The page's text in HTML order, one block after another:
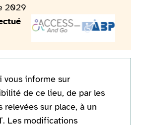
2029
vous informe sur
de ce lieu, de par les
relevées sur place, à un
Les modifications